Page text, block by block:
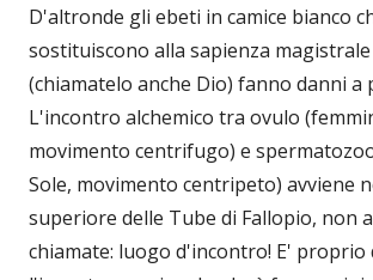
D'altronde gli ebeti in camice bianco
sostituiscono alla sapienza
(chiamatelo anche Dio) fanno danni a
L'incontro alchemico tra ovulo
movimento centrifugo) e
Sole, movimento centripeto) avviene
superiore delle Tube di Fallopio, non
chiamate: luogo d'incontro! E' proprio